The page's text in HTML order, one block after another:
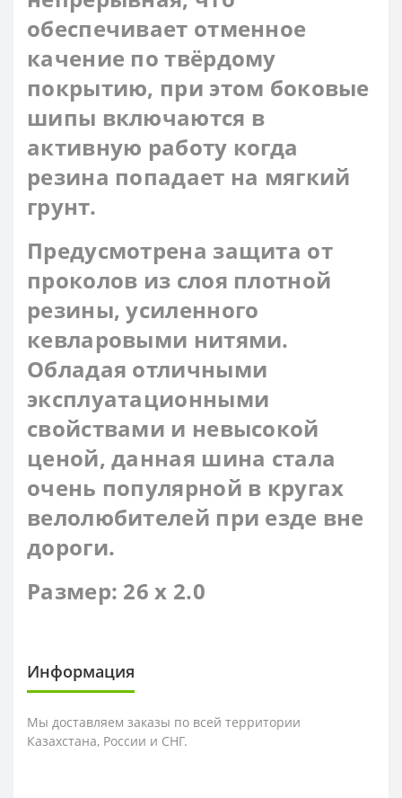
обеспечивает отменное
качение по твёрдому
покрытию, при этом боковые
шипы включаются в
активную работу когда
резина попадает на мягкий
грунт.
Предусмотрена защита от
проколов из слоя плотной
резины, усиленного
кевларовыми нитями.
Обладая отличными
эксплуатационными
свойствами и невысокой
ценой, данная шина стала
очень популярной в кругах
велолюбителей при езде вне
дороги.
Размер: 26 x 2.0
Информация
Мы доставляем заказы по всей территории
Казахстана, России и СНГ.